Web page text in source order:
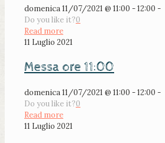
domenica 11/07/2021 @ 11:00 - 12:00 -
Do you like it?0
Read more
11 Luglio 2021
Messa ore 11:00
domenica 11/07/2021 @ 11:00 - 12:00 -
Do you like it?0
Read more
11 Luglio 2021